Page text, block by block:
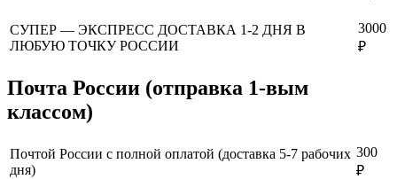
СУПЕР — ЭКСПРЕСС ДОСТАВКА 1-2 ДНЯ В
ЛЮБУЮ ТОЧКУ РОССИИ
3000
₽
Почта России (отправка 1-вым
классом)
Почтой России с полной оплатой (доставка 5-7 рабочих
дня)
300
₽